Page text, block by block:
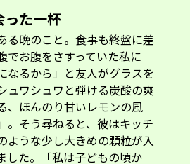
った一杯
る晩のこと。食事も終盤に差
でお腹をさすっていた私に
なるから」と友人がグラスを
ュワシュワと弾ける炭酸の爽
、ほんのり甘いレモンの風
。そう尋ねると、彼はキッチ
ような少し大きめの顆粒が入
した。「私は子どもの頃か